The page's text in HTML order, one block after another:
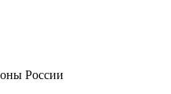
России